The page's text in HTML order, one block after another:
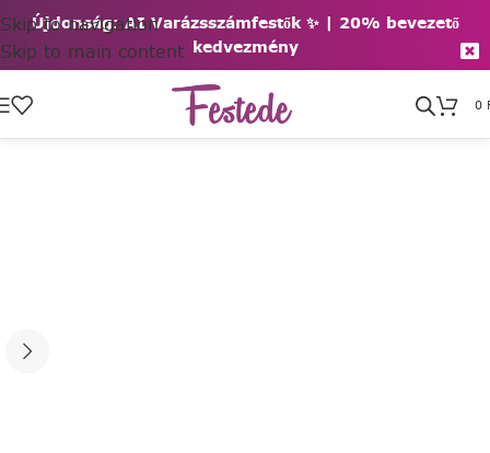
Újdonság: AI Varázsszámfestők ✨ | 20% bevezető
kedvezmény
Skip to navigation
Skip to main content
0